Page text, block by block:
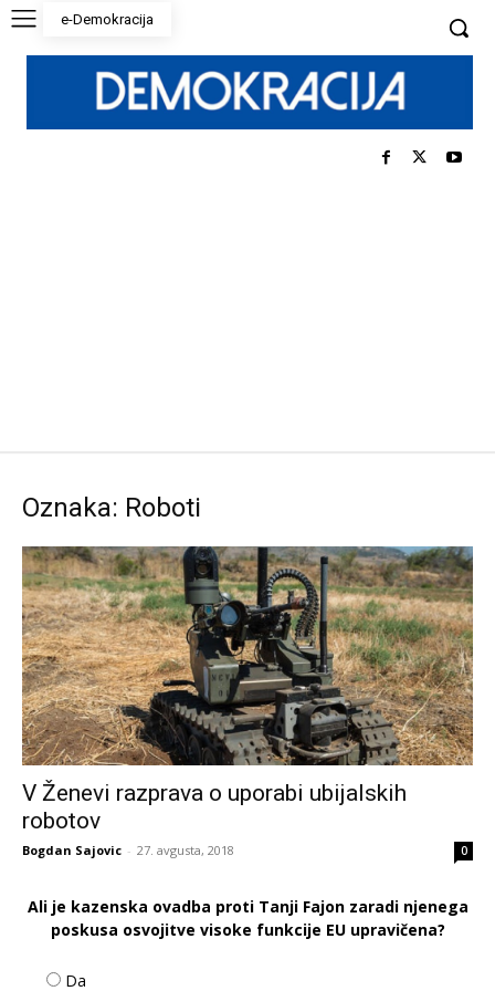
e-Demokracija
Oznaka: Roboti
V Ženevi razprava o uporabi ubijalskih
robotov
Bogdan Sajovic - 27. avgusta, 2018 0
Ali je kazenska ovadba proti Tanji Fajon zaradi njenega
poskusa osvojitve visoke funkcije EU upravičena?
Da